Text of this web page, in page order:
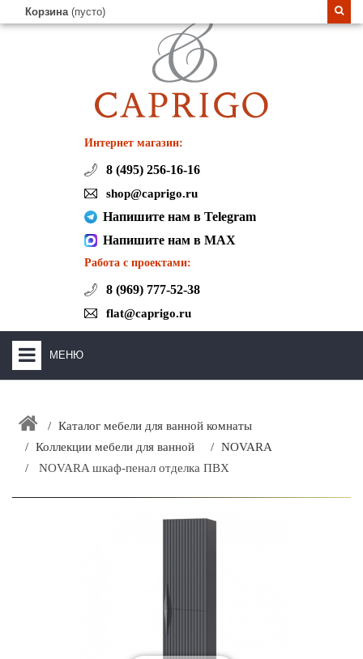
Корзина (пусто)
Интернет магазин:
8 (495) 256-16-16
shop@caprigo.ru
Напишите нам в Telegram
Напишите нам в MAX
Работа с проектами:
8 (969) 777-52-38
flat@caprigo.ru
МЕНЮ
ЗАКАЗАТЬ РАСЧЕТ КУХНИ CAPRIGO
+
Каталог мебели для ванной комнаты
Коллекции мебели для ванной
NOVARA
NOVARA шкаф-пенал отделка ПВХ